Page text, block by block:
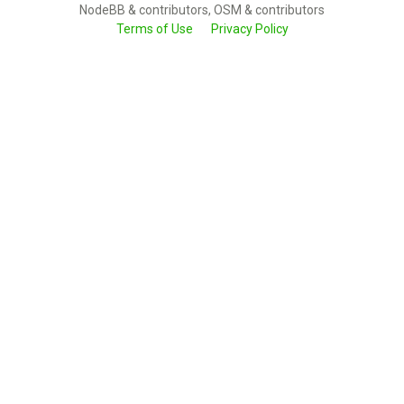
NodeBB & contributors, OSM & contributors
Terms of Use
Privacy Policy